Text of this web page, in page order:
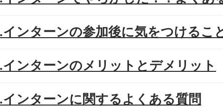
インターンの参加後に気をつけるこ
インターンのメリットとデメリット
インターンに関するよくある質問